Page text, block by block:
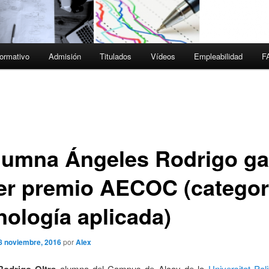
Admisión Titulados Vídeos Empleabilidad
Ángeles Rodrigo
premio AECOC
aplicada)
noviembre, 2016porAlex